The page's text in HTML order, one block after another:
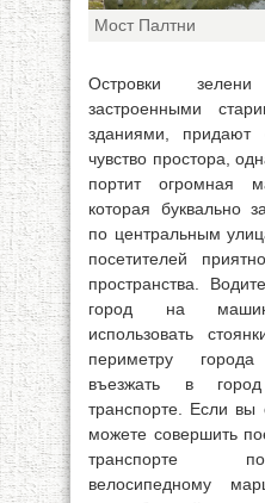
Мост Палтни
Островки
застроенными
зданиями, придают
чувство простора,
портит огромная
которая буквально
по центральным
посетителей
пространства.
город на
использовать
периметру
въезжать в
транспорте. Если вы
можете совершить
транспорте
велосипедному